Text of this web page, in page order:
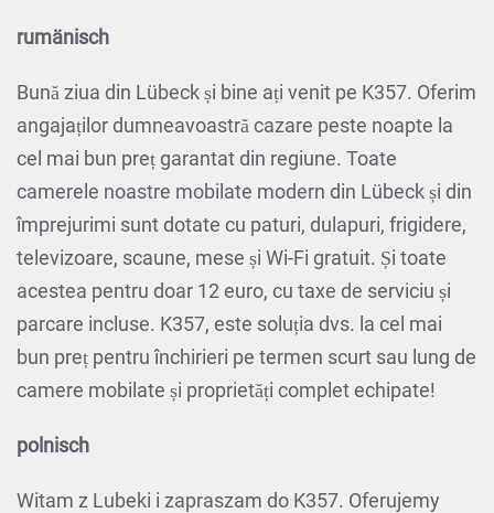
rumänisch
Bună ziua din Lübeck și bine ați venit pe K357. Oferim
angajaților dumneavoastră cazare peste noapte la
cel mai bun preț garantat din regiune. Toate
camerele noastre mobilate modern din Lübeck și din
împrejurimi sunt dotate cu paturi, dulapuri, frigidere,
televizoare, scaune, mese și Wi-Fi gratuit. Și toate
acestea pentru doar 12 euro, cu taxe de serviciu și
parcare incluse. K357, este soluția dvs. la cel mai
bun preț pentru închirieri pe termen scurt sau lung de
camere mobilate și proprietăți complet echipate!
polnisch
Witam z Lubeki i zapraszam do K357. Oferujemy